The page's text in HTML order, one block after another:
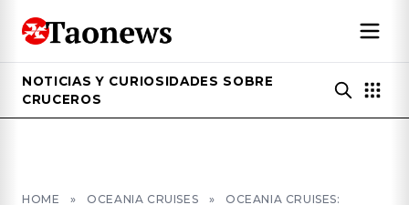
NOTICIAS Y CURIOSIDADES SOBRE
CRUCEROS
HOME » OCEANIA CRUISES »
OCEANIA CRUISES: